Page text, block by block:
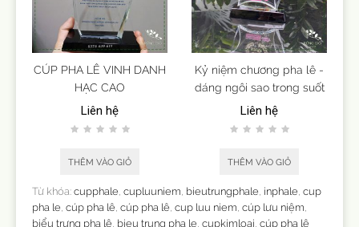
CÚP PHA LÊ VINH DANH
HẠC CAO
Liên hệ
THÊM VÀO GIỎ
Kỷ niệm chương pha lê -
dáng ngôi sao trong suốt
Liên hệ
THÊM VÀO GIỎ
Từ khóa:cupphale, cupluuniem, bieutrungphale, inphale, cup
pha le, cúp pha lê, cúp pha lê, cup luu niem, cúp lưu niệm,
biểu trưng pha lê, bieu trung pha le, cupkimloai, cúp pha lê